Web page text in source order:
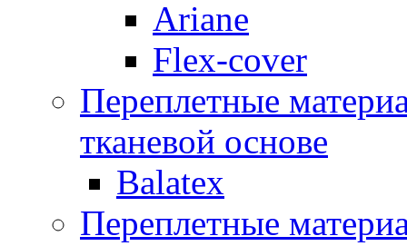
Ariane
Flex-cover
Переплетные
тканевой основе
Balatex
Переплетные